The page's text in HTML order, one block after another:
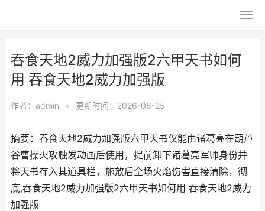
吞食天地2威力加强版2六甲天书如何
用 吞食天地2威力加强版
作者： admin • 更新时间：2026-06-25
摘要：吞食天地2威力加强版六甲天书仅能由诸葛亮在葫芦
谷曹操火攻触发动画后使用，提前卸下诸葛亮军师身份并
将天书存入其道具栏，施放后全场火焰伤害直接清除，彻
底,吞食天地2威力加强版2六甲天书如何用 吞食天地2威力
加强版